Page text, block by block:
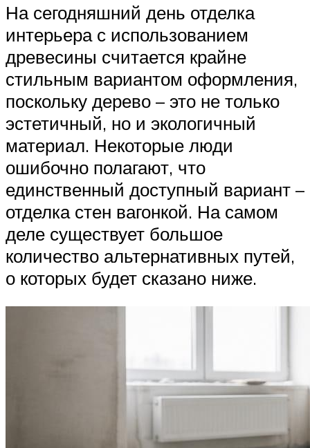
На сегодняшний день отделка
интерьера с использованием
древесины считается крайне
стильным вариантом оформления,
поскольку дерево – это не только
эстетичный, но и экологичный
материал. Некоторые люди
ошибочно полагают, что
единственный доступный вариант –
отделка стен вагонкой. На самом
деле существует большое
количество альтернативных путей,
о которых будет сказано ниже.